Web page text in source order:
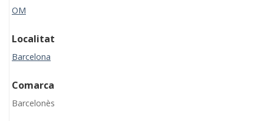
OM
Localitat
Barcelona
Comarca
Barcelonès